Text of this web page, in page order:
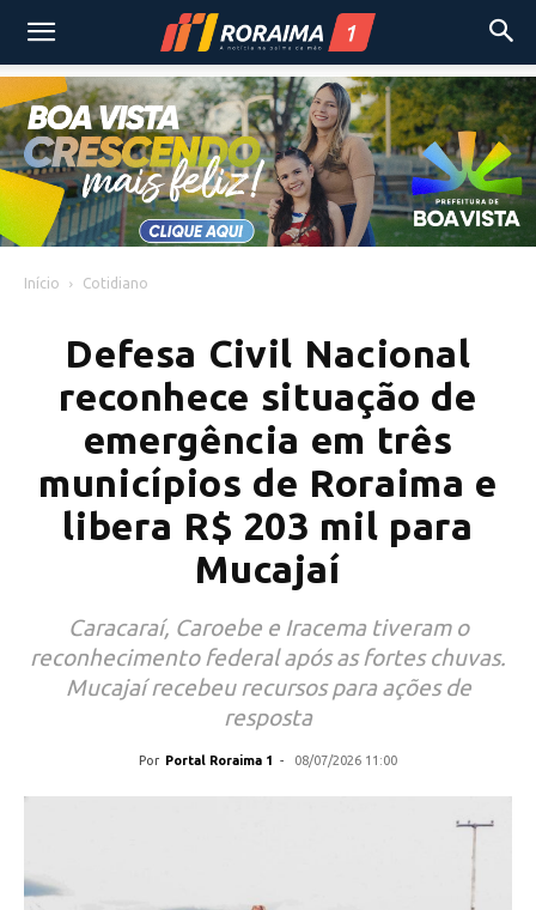
Início Cotidiano
Defesa Civil Nacional
reconhece situação de
emergência em três
municípios de Roraima e
libera R$ 203 mil para
Mucajaí
Caracaraí, Caroebe e Iracema tiveram o
reconhecimento federal após as fortes chuvas.
Mucajaí recebeu recursos para ações de
resposta
Por Portal Roraima 1 - 08/07/2026 11:00